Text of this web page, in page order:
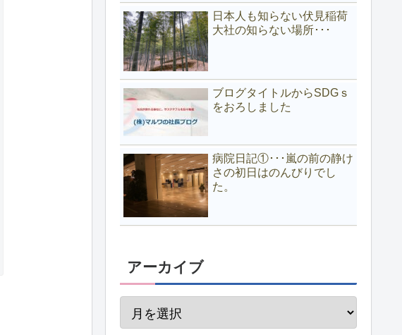
日本人も知らない伏見稲荷
大社の知らない場所･･･
ブログタイトルからSDGｓ
をおろしました
病院日記①･･･嵐の前の静け
さの初日はのんびりでし
た。
アーカイブ